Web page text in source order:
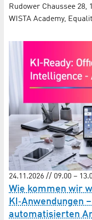
Rudower Chaussee 28,
WISTA Academy,
24.11.2026 // 09.00 –
Wie kommen wir
auto­ma­ti­sierten